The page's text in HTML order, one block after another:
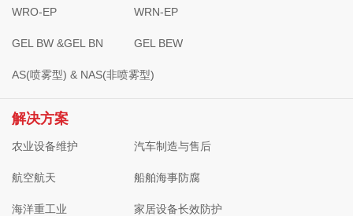
WRO-EP WRN-EP
GEL BW &GEL BN GEL BEW
AS(喷雾型) & NAS(非喷雾型)
解决方案
农业设备维护 汽车制造与售后
航空航天 船舶海事防腐
海洋重工业 家居设备长效防护